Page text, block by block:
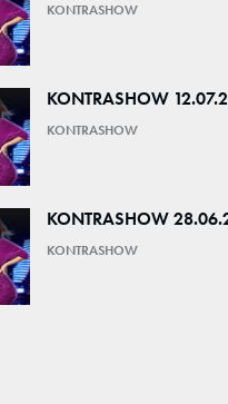
KONTRASHOW
KONTRASHOW
KONTRASHOW
KONTRASHOW
KONTRASHOW